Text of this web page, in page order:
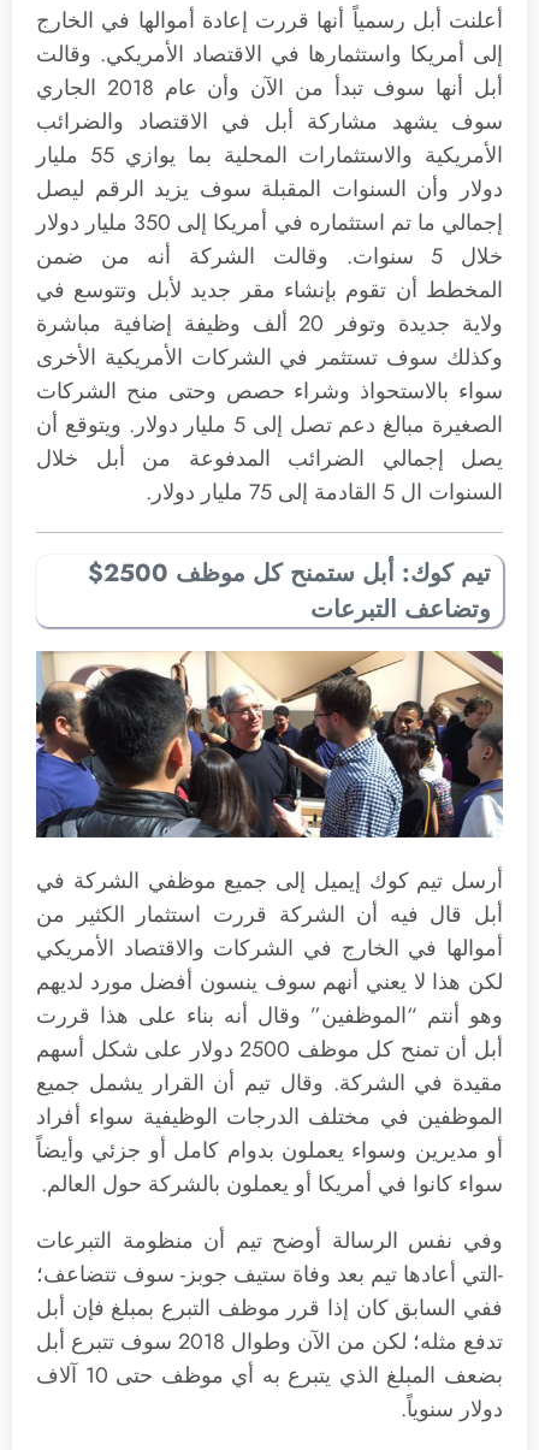
أعلنت أبل رسمياً أنها قررت إعادة أموالها في الخارج
إلى أمريكا واستثمارها في الاقتصاد الأمريكي. وقالت
أبل أنها سوف تبدأ من الآن وأن عام 2018 الجاري
سوف يشهد مشاركة أبل في الاقتصاد والضرائب
الأمريكية والاستثمارات المحلية بما يوازي 55 مليار
دولار وأن السنوات المقبلة سوف يزيد الرقم ليصل
إجمالي ما تم استثماره في أمريكا إلى 350 مليار دولار
خلال 5 سنوات. وقالت الشركة أنه من ضمن
المخطط أن تقوم بإنشاء مقر جديد لأبل وتتوسع في
ولاية جديدة وتوفر 20 ألف وظيفة إضافية مباشرة
وكذلك سوف تستثمر في الشركات الأمريكية الأخرى
سواء بالاستحواذ وشراء حصص وحتى منح الشركات
الصغيرة مبالغ دعم تصل إلى 5 مليار دولار. ويتوقع أن
يصل إجمالي الضرائب المدفوعة من أبل خلال
السنوات ال 5 القادمة إلى 75 مليار دولار.
تيم كوك: أبل ستمنح كل موظف 2500$
وتضاعف التبرعات
أرسل تيم كوك إيميل إلى جميع موظفي الشركة في
أبل قال فيه أن الشركة قررت استثمار الكثير من
أموالها في الخارج في الشركات والاقتصاد الأمريكي
لكن هذا لا يعني أنهم سوف ينسون أفضل مورد لديهم
وهو أنتم “الموظفين” وقال أنه بناء على هذا قررت
أبل أن تمنح كل موظف 2500 دولار على شكل أسهم
مقيدة في الشركة. وقال تيم أن القرار يشمل جميع
الموظفين في مختلف الدرجات الوظيفية سواء أفراد
أو مديرين وسواء يعملون بدوام كامل أو جزئي وأيضاً
سواء كانوا في أمريكا أو يعملون بالشركة حول العالم.
وفي نفس الرسالة أوضح تيم أن منظومة التبرعات
-التي أعادها تيم بعد وفاة ستيف جوبز- سوف تتضاعف؛
ففي السابق كان إذا قرر موظف التبرع بمبلغ فإن أبل
تدفع مثله؛ لكن من الآن وطوال 2018 سوف تتبرع أبل
بضعف المبلغ الذي يتبرع به أي موظف حتى 10 آلاف
دولار سنوياً.